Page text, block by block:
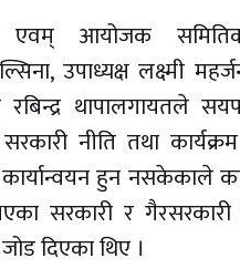
आयोजक
उपाध्यक्ष लक्ष्मी
थापालगायतले
सरकारी नीति तथा
हुन नसकेकाले
सरकारी र
दिएका थिए ।